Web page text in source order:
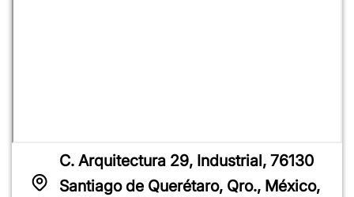
C. Arquitectura 29, Industrial, 76130
Santiago de Querétaro, Qro., México,